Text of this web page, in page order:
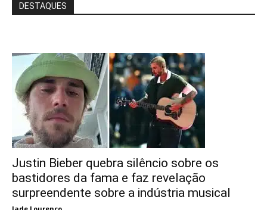
DESTAQUES
Justin Bieber quebra silêncio sobre os
bastidores da fama e faz revelação
surpreendente sobre a indústria musical